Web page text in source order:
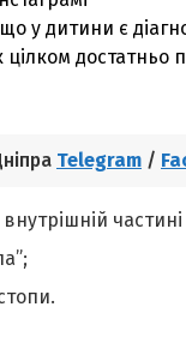
дитини є
достатньо
Telegram /